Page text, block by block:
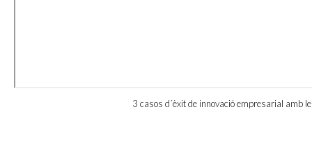
3 casos d´èxit de innovació empresarial amb